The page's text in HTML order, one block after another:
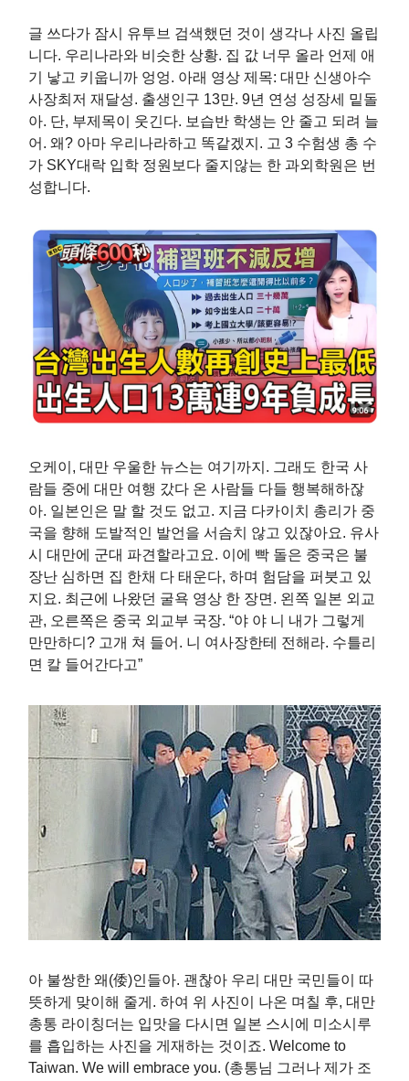
글 쓰다가 잠시 유투브 검색했던 것이 생각나 사진 올립
니다. 우리나라와 비슷한 상황. 집 값 너무 올라 언제 애
기 낳고 키웁니까 엉엉. 아래 영상 제목: 대만 신생아수
사장최저 재달성. 출생인구 13만. 9년 연성 성장세 밑돌
아. 단, 부제목이 웃긴다. 보습반 학생는 안 줄고 되려 늘
어. 왜? 아마 우리나라하고 똑같겠지. 고 3 수험생 총 수
가 SKY대락 입학 정원보다 줄지않는 한 과외학원은 번
성합니다.
오케이, 대만 우울한 뉴스는 여기까지. 그래도 한국 사
람들 중에 대만 여행 갔다 온 사람들 다들 행복해하잖
아. 일본인은 말 할 것도 없고. 지금 다카이치 총리가 중
국을 향해 도발적인 발언을 서슴치 않고 있잖아요. 유사
시 대만에 군대 파견할라고요. 이에 빡 돌은 중국은 불
장난 심하면 집 한채 다 태운다, 하며 험담을 퍼붓고 있
지요. 최근에 나왔던 굴욕 영상 한 장면. 왼쪽 일본 외교
관, 오른쪽은 중국 외교부 국장. “야 야 니 내가 그렇게
만만하디? 고개 쳐 들어. 니 여사장한테 전해라. 수틀리
면 칼 들어간다고”
아 불쌍한 왜(倭)인들아. 괜찮아 우리 대만 국민들이 따
뜻하게 맞이해 줄게. 하여 위 사진이 나온 며칠 후, 대만
총통 라이칭더는 입맛을 다시면 일본 스시에 미소시루
를 흡입하는 사진을 게재하는 것이죠. Welcome to
Taiwan. We will embrace you. (총통님 그러나 제가 조